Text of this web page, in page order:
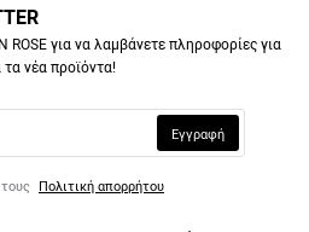
189
ROSE για να λαμβάνετε πληροφορίες για
νέα προϊόντα!
Εγγραφή
Πολιτική απορρήτου